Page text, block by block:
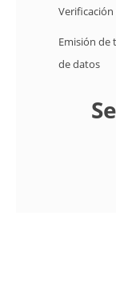
Emisión de
de datos